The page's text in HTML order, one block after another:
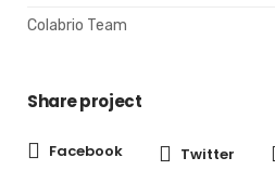
Colabrio Team
Share project
Facebook Twitter